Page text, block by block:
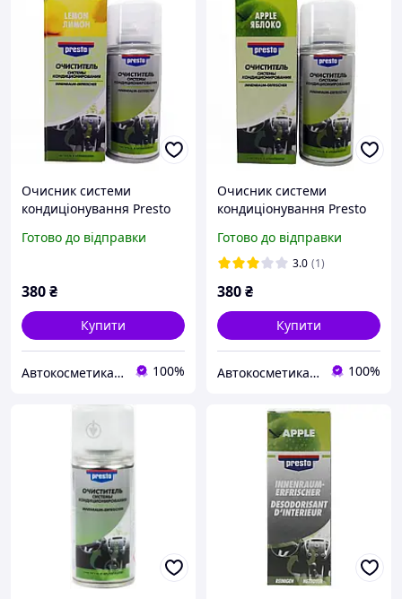
Очисник системи
кондиціонування Presto
Готово до відправки
380₴
Купити
Автокосметика Автохімія Ароматизатори 100%
Очисник системи
кондиціонування Presto
Готово до відправки
3.0 (1)
380₴
Купити
Автокосметика Автохімія Ароматизатори 100%